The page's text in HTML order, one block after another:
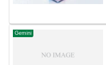
Gemini